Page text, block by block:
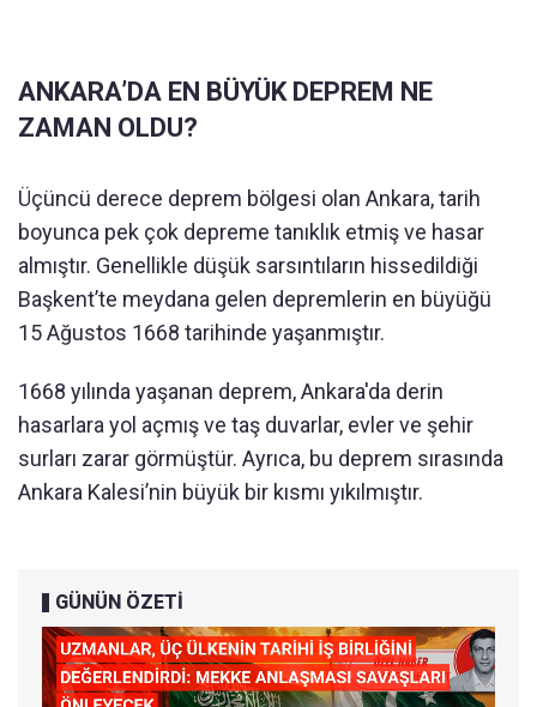
ANKARA’DA EN BÜYÜK DEPREM NE
ZAMAN OLDU?
Üçüncü derece deprem bölgesi olan Ankara, tarih
boyunca pek çok depreme tanıklık etmiş ve hasar
almıştır. Genellikle düşük sarsıntıların hissedildiği
Başkent’te meydana gelen depremlerin en büyüğü
15 Ağustos 1668 tarihinde yaşanmıştır.
1668 yılında yaşanan deprem, Ankara'da derin
hasarlara yol açmış ve taş duvarlar, evler ve şehir
surları zarar görmüştür. Ayrıca, bu deprem sırasında
Ankara Kalesi’nin büyük bir kısmı yıkılmıştır.
GÜNÜN ÖZETİ